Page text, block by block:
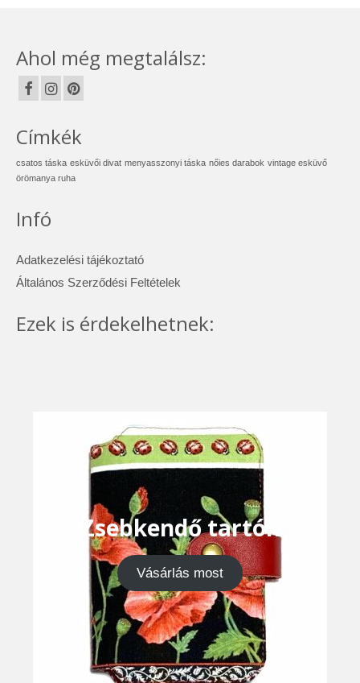
Ahol még megtalálsz:
Címkék
csatos táska esküvői divat menyasszonyi táska nőies darabok vintage esküvő
örömanya ruha
Infó
Adatkezelési tájékoztató
Általános Szerződési Feltételek
Ezek is érdekelhetnek:
Zsebkendő tartók
Vásárlás most